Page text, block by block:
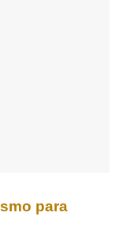
para